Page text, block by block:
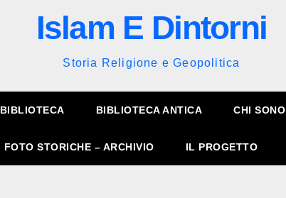
Islam E Dintorni
Storia Religione e Geopolitica
BIBLIOTECA BIBLIOTECA ANTICA CHI SONO
FOTO STORICHE – ARCHIVIO IL PROGETTO